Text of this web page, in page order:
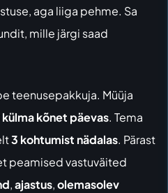
aga liiga pehme. Sa
mille järgi saad
teenusepakkuja. Müüja
külma kõnet päevas. Tema
3 kohtumist nädalas. Pärast
peamised vastuväited
,ajastus,olemasolev